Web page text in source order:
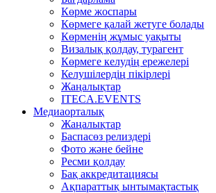
Көрме жоспары
Көрмеге қалай жетуге болады
Көрменің жұмыс уақыты
Визалық қолдау, турагент
Көрмеге келудің ережелері
Келушілердің пікірлері
Жаңалықтар
ITECA.EVENTS
Медиаорталық
Жаңалықтар
Баспасөз релиздері
Фото және бейне
Ресми қолдау
Бақ аккредитациясы
Ақпараттық ынтымақтастық